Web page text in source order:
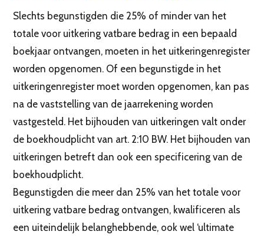
Slechts begunstigden die 25% of minder van het
totale voor uitkering vatbare bedrag in een bepaald
boekjaar ontvangen, moeten in het uitkeringenregister
worden opgenomen. Of een begunstigde in het
uitkeringenregister moet worden opgenomen, kan pas
na de vaststelling van de jaarrekening worden
vastgesteld. Het bijhouden van uitkeringen valt onder
de boekhoudplicht van art. 2:10 BW. Het bijhouden van
uitkeringen betreft dan ook een specificering van de
boekhoudplicht.
Begunstigden die meer dan 25% van het totale voor
uitkering vatbare bedrag ontvangen, kwalificeren als
een uiteindelijk belanghebbende, ook wel ‘ultimate